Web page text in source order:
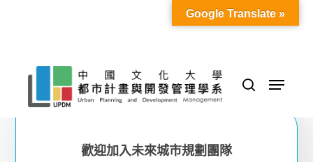
content
search
Menu
歡迎加入未來城市規劃團隊
Google Translate »